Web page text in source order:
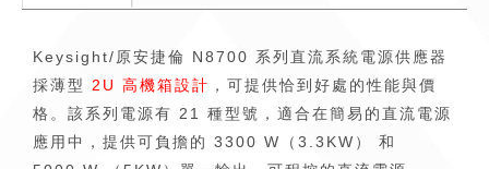
Keysight/原安捷倫 N8700 系列直流系統電源供應器
採薄型 2U 高機箱設計 ，可提供恰到好處的性能與價
格。該系列電源有 21 種型號，適合在簡易的直流電源
應用中，提供可負擔的 3300 W（3.3KW） 和